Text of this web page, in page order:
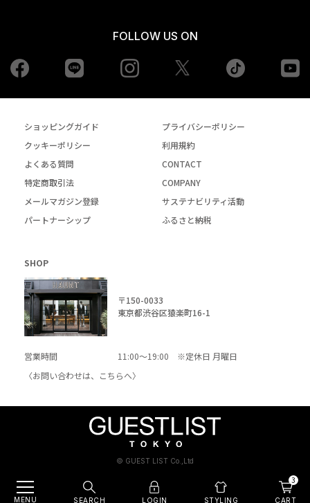
FOLLOW US ON
Facebook Instagram tiktok
ショッピングガイド
プライバシーポリシー
クッキーポリシー
利用規約
よくある質問
CONTACT
特定商取引法
COMPANY
メールマガジン登録
サステナビリティ活動
パートナーシップ
ふるさと納税
SHOP
〒150-0033
東京都渋谷区猿楽町16-1
営業時間
11:00～19:00 ※定休日 月曜日
〈お問い合わせは、
こちらへ〉
© GUEST LIST Co.,Ltd
MENU SEARCH LOGIN STYLING
3
CART